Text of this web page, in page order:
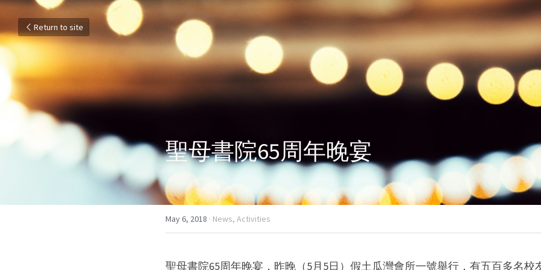
Return to site
聖母書院65周年晚宴
May 6, 2018 · News, Activities
聖母書院65周年晚宴，昨晚（5月5日）假土瓜灣會所一號舉行，有五百多名校